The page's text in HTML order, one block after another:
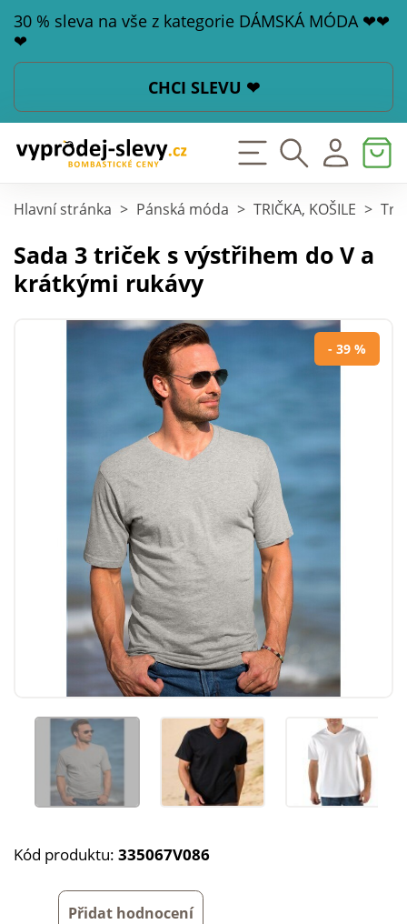
30 % sleva na vše z kategorie DÁMSKÁ MÓDA ❤❤
❤
CHCI SLEVU ❤
Hlavní stránka > Pánská móda > TRIČKA, KOŠILE >
Sada 3 triček s výstřihem do V a
krátkými rukávy
- 39 %
Kód produktu: 335067V086
Přidat hodnocení